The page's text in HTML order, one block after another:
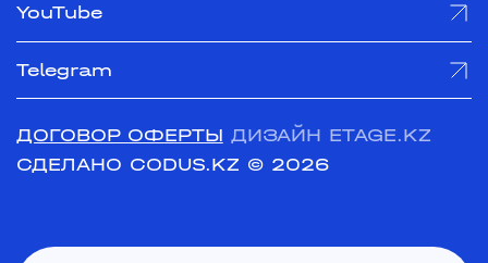
YouTube
Telegram
ДОГОВОР ОФЕРТЫ ДИЗАЙН ETAGE.KZ
СДЕЛАНО CODUS.KZ © 2026